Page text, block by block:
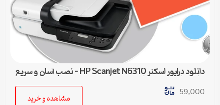
دانلود درایور اسکنر HP Scanjet N6310 – نصب آسان و سریع
برای تمامی ویندوزها
59,000
مشاهده و خرید